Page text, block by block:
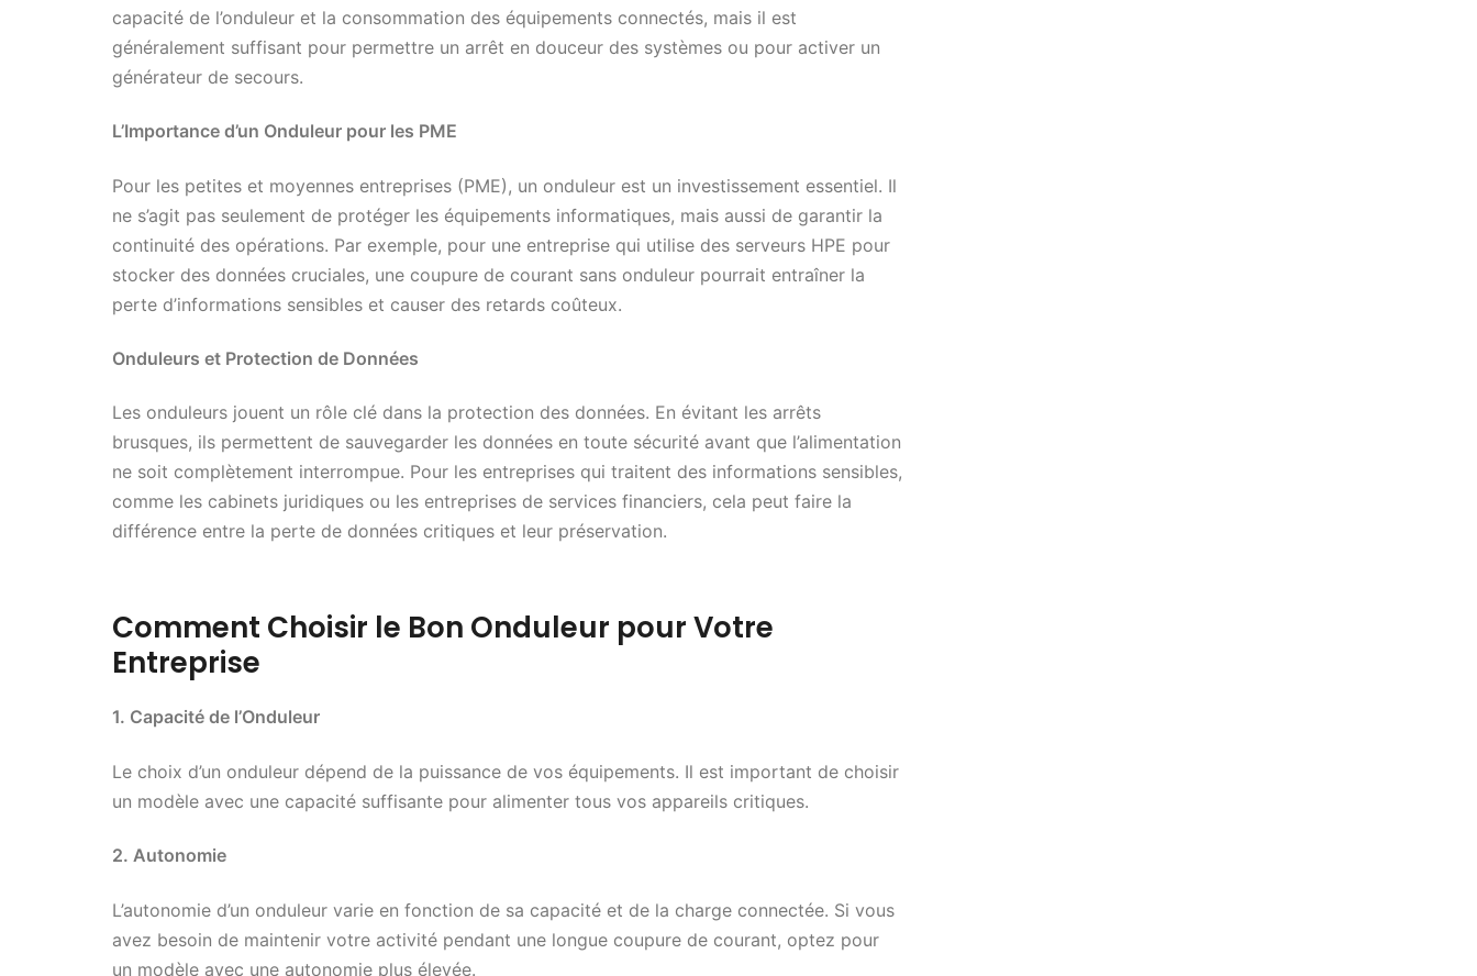
capacité de l’onduleur et la consommation des équipements connectés, mais il est
généralement suffisant pour permettre un arrêt en douceur des systèmes ou pour activer un
générateur de secours.
L’Importance d’un Onduleur pour les PME
Pour les petites et moyennes entreprises (PME), un onduleur est un investissement essentiel. Il
ne s’agit pas seulement de protéger les équipements informatiques, mais aussi de garantir la
continuité des opérations. Par exemple, pour une entreprise qui utilise des serveurs HPE pour
stocker des données cruciales, une coupure de courant sans onduleur pourrait entraîner la
perte d’informations sensibles et causer des retards coûteux.
Onduleurs et Protection de Données
Les onduleurs jouent un rôle clé dans la protection des données. En évitant les arrêts
brusques, ils permettent de sauvegarder les données en toute sécurité avant que l’alimentation
ne soit complètement interrompue. Pour les entreprises qui traitent des informations sensibles,
comme les cabinets juridiques ou les entreprises de services financiers, cela peut faire la
différence entre la perte de données critiques et leur préservation.
Comment Choisir le Bon Onduleur pour Votre
Entreprise
1. Capacité de l’Onduleur
Le choix d’un onduleur dépend de la puissance de vos équipements. Il est important de choisir
un modèle avec une capacité suffisante pour alimenter tous vos appareils critiques.
2. Autonomie
L’autonomie d’un onduleur varie en fonction de sa capacité et de la charge connectée. Si vous
avez besoin de maintenir votre activité pendant une longue coupure de courant, optez pour
un modèle avec une autonomie plus élevée.